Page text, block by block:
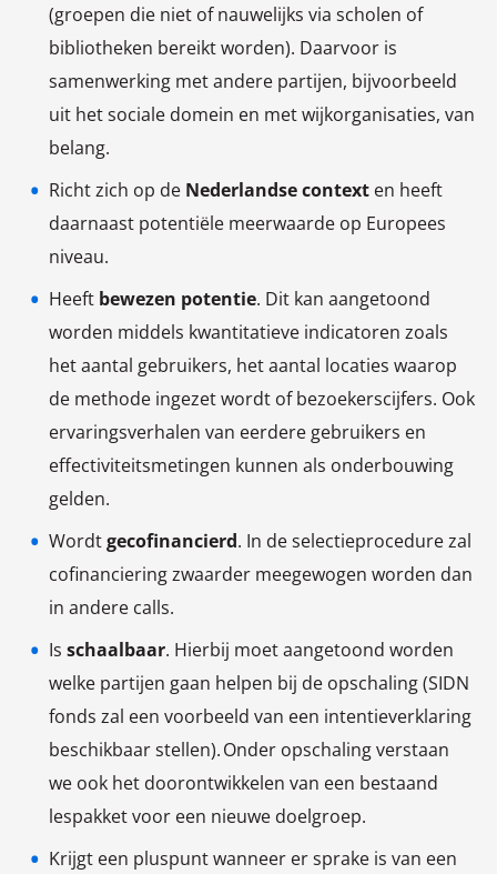
(groepen die niet of nauwelijks via scholen of
bibliotheken bereikt worden). Daarvoor is
samenwerking met andere partijen, bijvoorbeeld
uit het sociale domein en met wijkorganisaties, van
belang.
Richt zich op de Nederlandse context en heeft
daarnaast potentiële meerwaarde op Europees
niveau.
Heeft bewezen potentie. Dit kan aangetoond
worden middels kwantitatieve indicatoren zoals
het aantal gebruikers, het aantal locaties waarop
de methode ingezet wordt of bezoekerscijfers. Ook
ervaringsverhalen van eerdere gebruikers en
effectiviteitsmetingen kunnen als onderbouwing
gelden.
Wordtgecofinancierd. In de selectieprocedure zal
cofinanciering zwaarder meegewogen worden dan
in andere calls.
Is schaalbaar. Hierbij moet aangetoond worden
welke partijen gaan helpen bij de opschaling (SIDN
fonds zal een voorbeeld van een intentieverklaring
beschikbaar stellen). Onder opschaling verstaan
we ook het doorontwikkelen van een bestaand
lespakket voor een nieuwe doelgroep.
Krijgt een pluspunt wanneer er sprake is van een